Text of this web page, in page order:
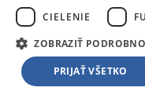
Maliarske potreby
Strend Pro JB079- Stetec
Počet kusov v sade: 1 •
DELUX rúčkou.
Doprava zdarma
CIELENIE
ZOBRAZIŤ
PRIJAŤ VŠETKO